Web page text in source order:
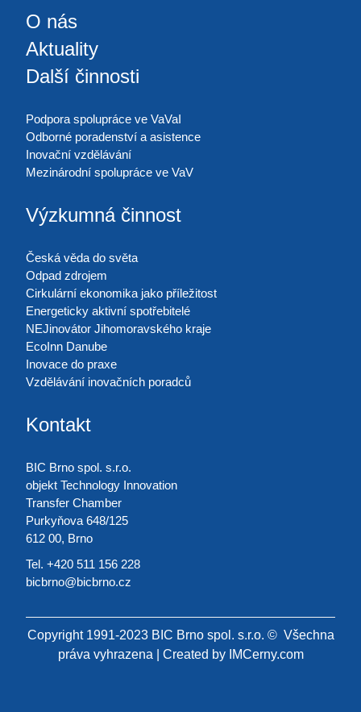
O nás
Aktuality
Další činnosti
Podpora spolupráce ve VaVaI
Odborné poradenství a asistence
Inovační vzdělávání
Mezinárodní spolupráce ve VaV
Výzkumná činnost
Česká věda do světa
Odpad zdrojem
Cirkulární ekonomika jako příležitost
Energeticky aktivní spotřebitelé
NEJinovátor Jihomoravského kraje
EcoInn Danube
Inovace do praxe
Vzdělávání inovačních poradců
Kontakt
BIC Brno spol. s.r.o.
objekt Technology Innovation
Transfer Chamber
Purkyňova 648/125
612 00, Brno
Tel. +420 511 156 228
bicbrno@bicbrno.cz
Copyright 1991-2023 BIC Brno spol. s.r.o. © Všechna
práva vyhrazena | Created by IMCerny.com